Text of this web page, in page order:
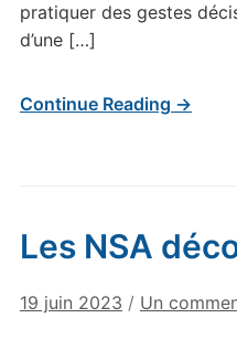
pratiquer des gestes
d’une […]
Continue Reading →
Les NSA
19 juin 2023 / Un